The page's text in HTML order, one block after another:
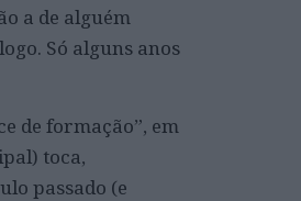
a de alguém
Só alguns anos
de formação”, em
toca,
passado (e